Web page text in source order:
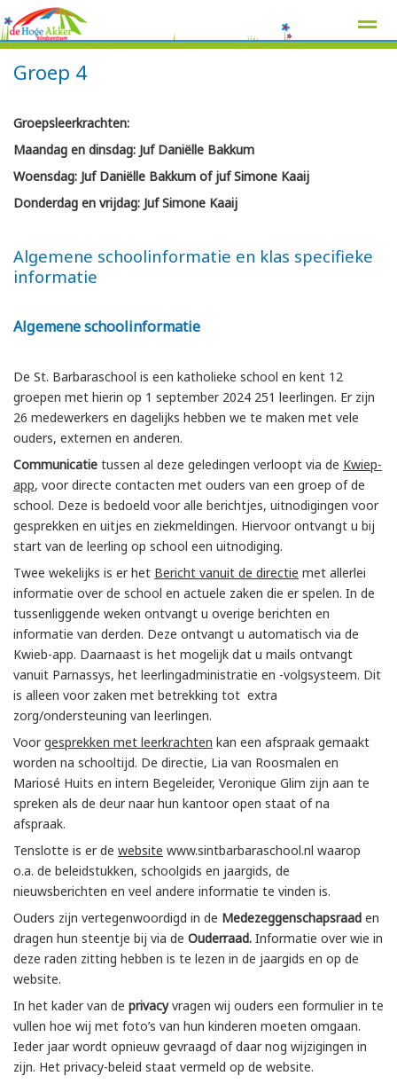
Home Zoeken Nieuws
Groep 4
Groepsleerkrachten:
Maandag en dinsdag: Juf Daniëlle Bakkum
Woensdag: Juf Daniëlle Bakkum of juf Simone Kaaij
Donderdag en vrijdag: Juf Simone Kaaij
Algemene schoolinformatie en klas specifieke
informatie
Algemene schoolinformatie
De St. Barbaraschool is een katholieke school en kent 12
groepen met hierin op 1 september 2024 251 leerlingen. Er zijn
26 medewerkers en dagelijks hebben we te maken met vele
ouders, externen en anderen.
Communicatie tussen al deze geledingen verloopt via de Kwiep-
app, voor directe contacten met ouders van een groep of de
school. Deze is bedoeld voor alle berichtjes, uitnodigingen voor
gesprekken en uitjes en ziekmeldingen. Hiervoor ontvangt u bij
start van de leerling op school een uitnodiging.
Twee wekelijks is er het Bericht vanuit de directie met allerlei
informatie over de school en actuele zaken die er spelen. In de
tussenliggende weken ontvangt u overige berichten en
informatie van derden. Deze ontvangt u automatisch via de
Kwieb-app. Daarnaast is het mogelijk dat u mails ontvangt
vanuit Parnassys, het leerlingadministratie en -volgsysteem. Dit
is alleen voor zaken met betrekking tot extra
zorg/ondersteuning van leerlingen.
Voor gesprekken met leerkrachten kan een afspraak gemaakt
worden na schooltijd. De directie, Lia van Roosmalen en
Mariosé Huits en intern Begeleider, Veronique Glim zijn aan te
spreken als de deur naar hun kantoor open staat of na
afspraak.
Tenslotte is er de website www.sintbarbaraschool.nl waarop
o.a. de beleidstukken, schoolgids en jaargids, de
nieuwsberichten en veel andere informatie te vinden is.
Ouders zijn vertegenwoordigd in de Medezeggenschapsraad en
dragen hun steentje bij via de Ouderraad. Informatie over wie in
deze raden zitting hebben is te lezen in de jaargids en op de
website.
In het kader van de privacyvragen wij ouders een formulier in te
vullen hoe wij met foto’s van hun kinderen moeten omgaan.
Ieder jaar wordt opnieuw gevraagd of daar nog wijzigingen in
zijn. Het privacy-beleid staat vermeld op de website.